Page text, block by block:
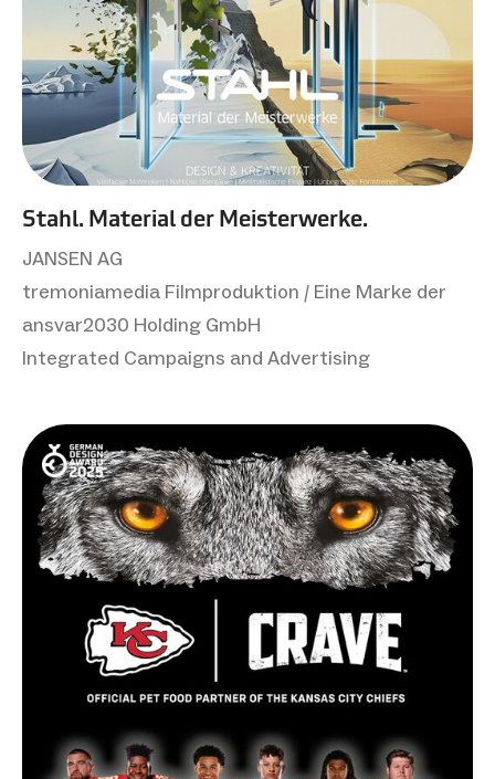
Stahl. Material der Meisterwerke.
JANSEN AG
tremoniamedia Filmproduktion / Eine Marke der
ansvar2030 Holding GmbH
Integrated Campaigns and Advertising